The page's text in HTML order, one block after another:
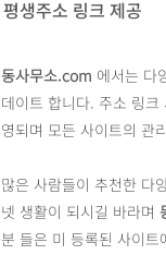
평생주소 링크 제공
동사무소.com 에서는 다
데이트 합니다. 주소 링
영되며 모든 사이트의 관
많은 사람들이 추천한 다
넷 생활이 되시길 바라며
분 들은 미 등록된 사이